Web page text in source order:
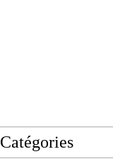
Catégories